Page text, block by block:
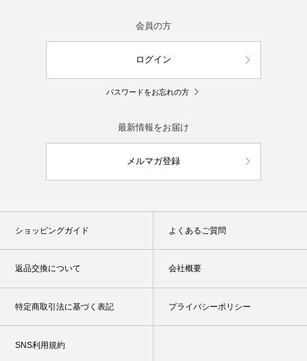
会員の方
ログイン
パスワードをお忘れの方
最新情報をお届け
メルマガ登録
ショッピングガイド よくあるご質問
返品交換について 会社概要
特定商取引法に基づく表記 プライバシーポリシー
SNS利用規約